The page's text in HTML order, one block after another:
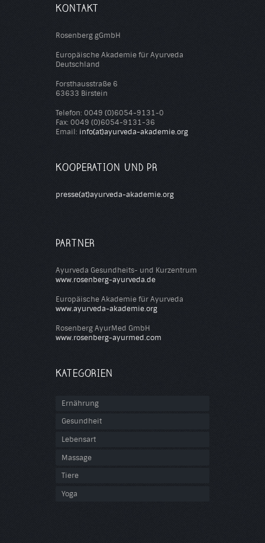
KONTAKT
Rosenberg gGmbH
Europäische Akademie für Ayurveda
Deutschland
Forsthausstraße 6
63633 Birstein
Telefon: 0049 (0)6054-9131-0
Fax: 0049 (0)6054-9131-36
Email: info(at)ayurveda-akademie.org
KOOPERATION UND PR
presse(at)ayurveda-akademie.org
PARTNER
Ayurveda Gesundheits- und Kurzentrum
www.rosenberg-ayurveda.de
Europäische Akademie für Ayurveda
www.ayurveda-akademie.org
Rosenberg AyurMed GmbH
www.rosenberg-ayurmed.com
KATEGORIEN
Ernährung
Gesundheit
Lebensart
Massage
Tiere
Yoga